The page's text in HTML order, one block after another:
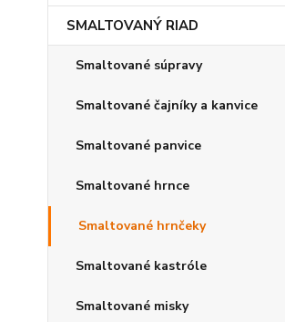
SMALTOVANÝ RIAD
Smaltované súpravy
Smaltované čajníky a kanvice
Smaltované panvice
Smaltované hrnce
Smaltované hrnčeky
Smaltované kastróle
Smaltované misky